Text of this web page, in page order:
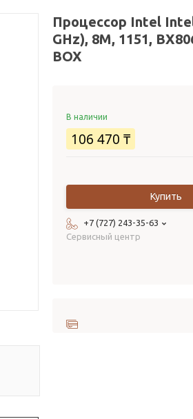
Процессор Intel
GHz), 8M, 1151,
BOX
В наличии
106 470 ₸
Купить
+7 (727) 243-35-63
Сервисный центр